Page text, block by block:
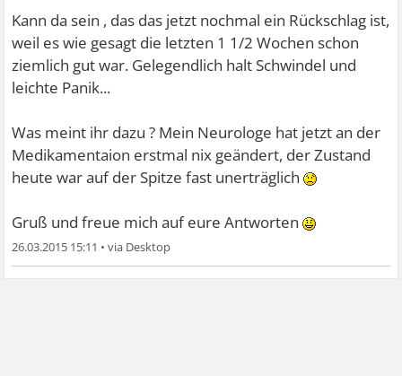
Kann da sein , das das jetzt nochmal ein Rückschlag ist,
weil es wie gesagt die letzten 1 1/2 Wochen schon
ziemlich gut war. Gelegendlich halt Schwindel und
leichte Panik...
Was meint ihr dazu ? Mein Neurologe hat jetzt an der
Medikamentaion erstmal nix geändert, der Zustand
heute war auf der Spitze fast unerträglich
Gruß und freue mich auf eure Antworten
26.03.2015 15:11 •